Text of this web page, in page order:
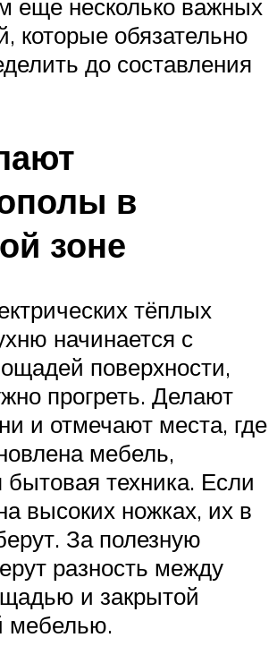
еще несколько важных
которые обязательно
до составления
в
зоне
тёплых
начинается с
поверхности,
прогреть. Делают
и отмечают места, где
мебель,
бытовая техника. Если
высоких ножках, их в
За полезную
разность между
и закрытой
мебелью.